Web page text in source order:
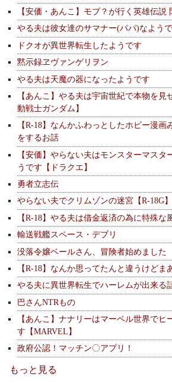
【安価・あんこ】モブ？が行く英雄伝説
やる夫は彼女達のサマナー(パパ)なようで
ドクオが異世界転生したようです
黙示録ヱヴァンゲリヲン
やる夫は天魔の器になったようです
【あんこ】やる夫は宇宙世紀で本物を見
動戦士ガンダム】
【R-18】なんかふわっとしたホビー漫画
をするお話
【安価】やらない夫はモンスターマスタ
うです【ドラクエ】
勇者立志伝
やらない夫でクリムゾンの迷宮【R-18G】
【R-18】やる夫は借金返済の為に特殊な
輸送戦艦スペース・デブリ
没落令嬢ベールさん、冒険者始めました
【R-18】なんか思ってたんと違うけどま
やる夫に異世界転生でハーレムが出来る
巴さんNTRもの
【あんこ】ナナリーはマーベル世界でヒ
す【MARVEL】
政府公認！マッチン〇アプリ！
もっと見る